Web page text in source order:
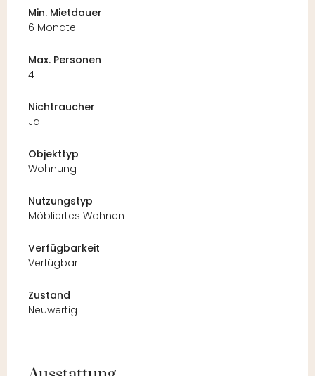
Min. Mietdauer
6 Monate
Max. Personen
4
Nichtraucher
Ja
Objekttyp
Wohnung
Nutzungstyp
Möbliertes Wohnen
Verfügbarkeit
Verfügbar
Zustand
Neuwertig